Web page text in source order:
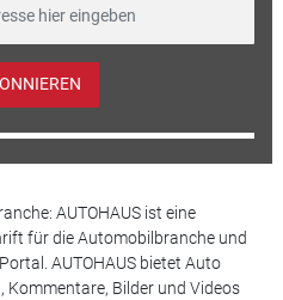
AUTOHAUS ist eine
für die Automobilbranche und
AUTOHAUS bietet Auto
Bilder und Videos